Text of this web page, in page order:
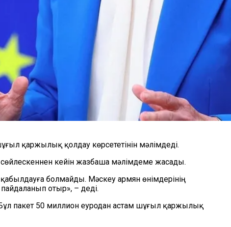
қаржылық қолдау көрсететінін мәлімдеді.
кейін жазбаша мәлімдеме жасады.
болмайды. Мәскеу армян өнімдерінің
отыр», – деді.
пакет 50 миллион еуродан астам шұғыл қаржылық